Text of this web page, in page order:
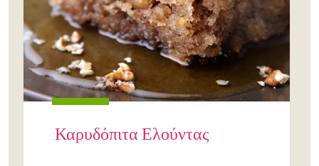
Καρυδόπιτα Ελούντας